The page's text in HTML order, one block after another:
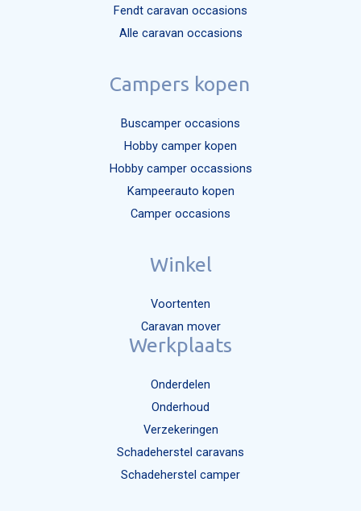
Fendt caravan occasions
Alle caravan occasions
Campers kopen
Buscamper occasions
Hobby camper kopen
Hobby camper occassions
Kampeerauto kopen
Camper occasions
Winkel
Voortenten
Caravan mover
Werkplaats
Onderdelen
Onderhoud
Verzekeringen
Schadeherstel caravans
Schadeherstel camper